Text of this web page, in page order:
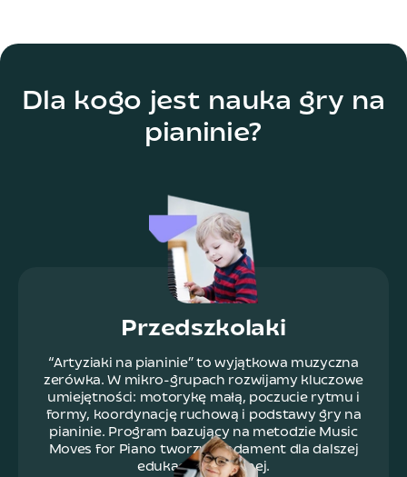
Dla kogo jest nauka gry na
pianinie?
Przedszkolaki
“Artyziaki na pianinie” to wyjątkowa muzyczna
zerówka. W mikro-grupach rozwijamy kluczowe
umiejętności: motorykę małą, poczucie rytmu i
formy, koordynację ruchową i podstawy gry na
pianinie. Program bazujący na metodzie Music
Moves for Piano tworzy fundament dla dalszej
edukacji muzycznej.